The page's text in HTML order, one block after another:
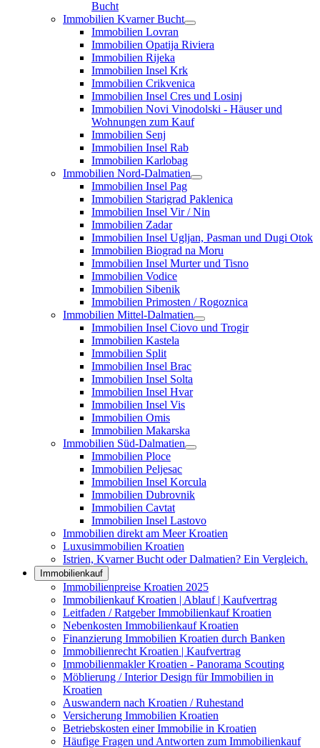
Bucht
Immobilien Kvarner Bucht
Immobilien Lovran
Immobilien Opatija Riviera
Immobilien Rijeka
Immobilien Insel Krk
Immobilien Crikvenica
Immobilien Insel Cres und Losinj
Immobilien Novi Vinodolski - Häuser und
Wohnungen zum Kauf
Immobilien Senj
Immobilien Insel Rab
Immobilien Karlobag
Immobilien Nord-Dalmatien
Immobilien Insel Pag
Immobilien Starigrad Paklenica
Immobilien Insel Vir / Nin
Immobilien Zadar
Immobilien Insel Ugljan, Pasman und Dugi Otok
Immobilien Biograd na Moru
Immobilien Insel Murter und Tisno
Immobilien Vodice
Immobilien Sibenik
Immobilien Primosten / Rogoznica
Immobilien Mittel-Dalmatien
Immobilien Insel Ciovo und Trogir
Immobilien Kastela
Immobilien Split
Immobilien Insel Brac
Immobilien Insel Solta
Immobilien Insel Hvar
Immobilien Insel Vis
Immobilien Omis
Immobilien Makarska
Immobilien Süd-Dalmatien
Immobilien Ploce
Immobilien Peljesac
Immobilien Insel Korcula
Immobilien Dubrovnik
Immobilien Cavtat
Immobilien Insel Lastovo
Immobilien direkt am Meer Kroatien
Luxusimmobilien Kroatien
Istrien, Kvarner Bucht oder Dalmatien? Ein Vergleich.
Immobilienkauf
Immobilienpreise Kroatien 2025
Immobilienkauf Kroatien | Ablauf | Kaufvertrag
Leitfaden / Ratgeber Immobilienkauf Kroatien
Nebenkosten Immobilienkauf Kroatien
Finanzierung Immobilien Kroatien durch Banken
Immobilienrecht Kroatien | Kaufvertrag
Immobilienmakler Kroatien - Panorama Scouting
Möblierung / Interior Design für Immobilien in
Kroatien
Auswandern nach Kroatien / Ruhestand
Versicherung Immobilien Kroatien
Betriebskosten einer Immobilie in Kroatien
Häufige Fragen und Antworten zum Immobilienkauf